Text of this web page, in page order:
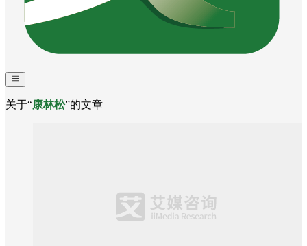
关于“康林松”的文章